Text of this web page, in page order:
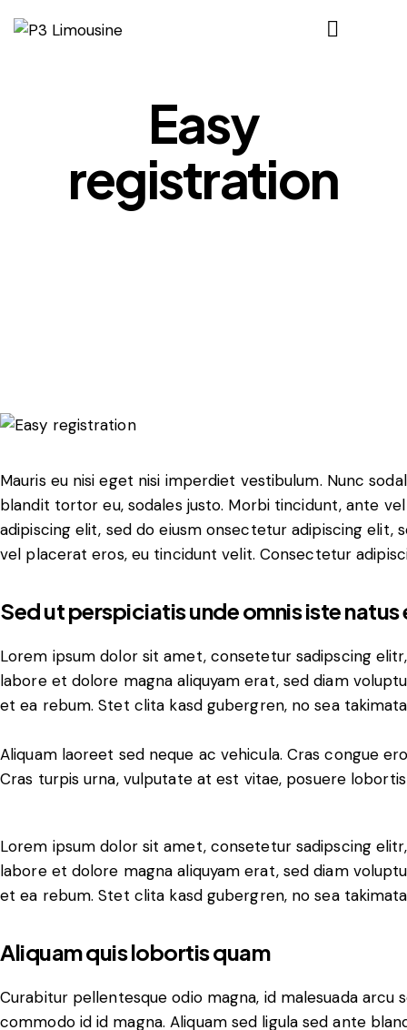
Easy
registration
Mauris eu nisi eget nisi imperdiet vestibulum. Nunc
blandit tortor eu, sodales justo. Morbi tincidunt, ante
adipiscing elit, sed do eiusm onsectetur adipiscing elit,
vel placerat eros, eu tincidunt velit. Consectetur
Sed ut perspiciatis unde omnis iste natus
Lorem ipsum dolor sit amet, consetetur sadipscing
labore et dolore magna aliquyam erat, sed diam
et ea rebum. Stet clita kasd gubergren, no sea
Aliquam laoreet sed neque ac vehicula. Cras congue
Cras turpis urna, vulputate at est vitae, posuere
Lorem ipsum dolor sit amet, consetetur sadipscing
labore et dolore magna aliquyam erat, sed diam
et ea rebum. Stet clita kasd gubergren, no sea
Aliquam quis lobortis quam
Curabitur pellentesque odio magna, id malesuada arcu
commodo id id magna. Aliquam sed ligula sed ante